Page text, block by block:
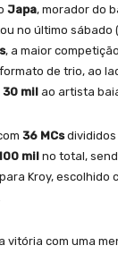
Japa, morador do
no último sábado
, a maior
de trio, ao
30 mil ao artista
36 MCsdivididos
mil no total,
Kroy, escolhido
vitória com uma